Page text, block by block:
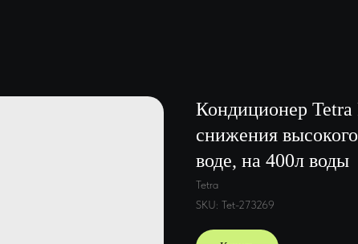
Кондиционер Tetra
снижения
воде, на 400л воды
Tetra
SKU: Tet-273269